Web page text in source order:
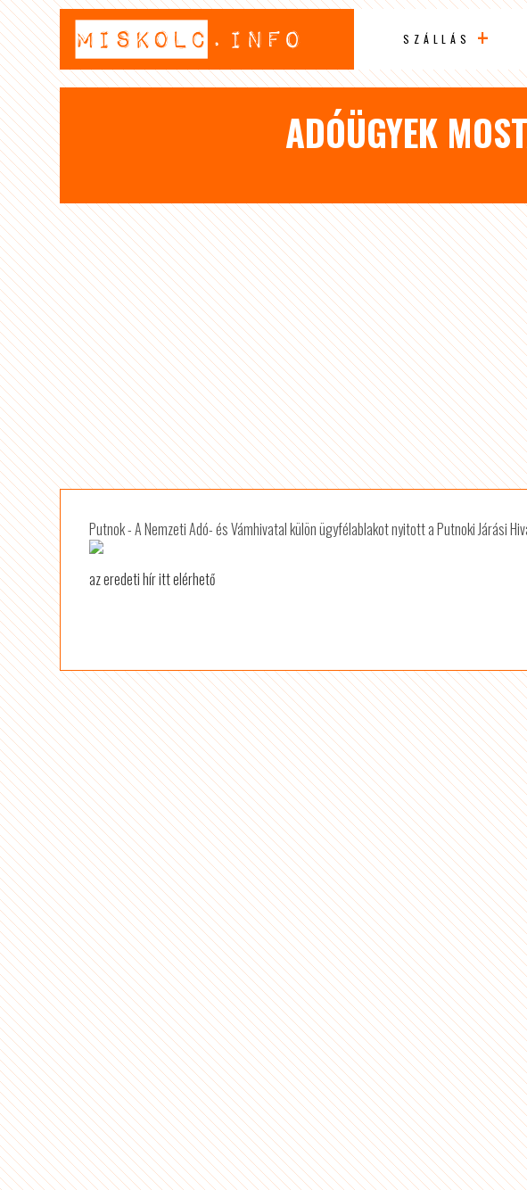
SZÁLLÁS
ADÓÜGYEK
Putnok - A Nemzeti Adó- és Vámhivatal külön ügyfélablakot nyitott a Putnoki Járási
az eredeti hír itt elérhető